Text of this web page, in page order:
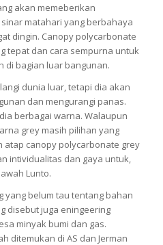
akan memeberikan
matahari yang berbahaya
dingin. Canopy polycarbonate
tepat dan cara sempurna untuk
di bagian luar bangunan.
dunia luar, tetapi dia akan
dan mengurangi panas.
berbagai warna. Walaupun
grey masih pilihan yang
canopy polycarbonate grey
intividualitas dan gaya untuk,
Lunto.
yang belum tau tentang bahan
disebut juga eningeering
minyak bumi dan gas.
ditemukan di AS dan Jerman